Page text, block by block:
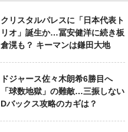
クリスタルパレスに「日本代表ト
リオ」誕生か…冨安健洋に続き板
倉滉も？ キーマンは鎌田大地
ドジャース佐々木朗希6勝目へ
「球数地獄」の難敵…三振しない
Dバックス攻略のカギは？